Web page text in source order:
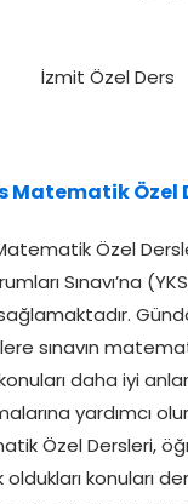
Matematik Özel
Özel
Sınavı’na
sınavın
daha iyi
yardımcı
Özel Dersleri,
konuları